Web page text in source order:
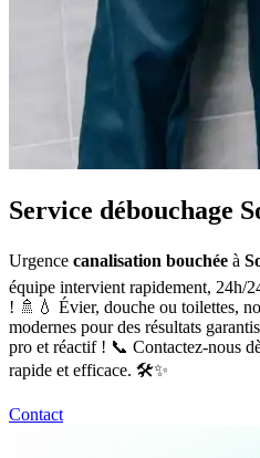
Service débouchage
Urgence canalisation bouchée à
équipe intervient rapidement, 24h/
! 🚿💧 Évier, douche ou toilettes,
modernes pour des résultats
pro et réactif ! 📞 Contactez-nous
rapide et efficace. 🛠️✨
Contact